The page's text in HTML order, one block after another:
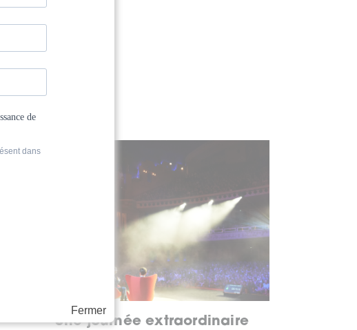
Une journée extraordinaire
Fermer